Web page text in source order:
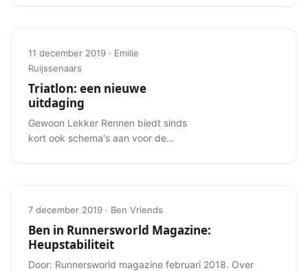
11 december 2019 · Emilie
Ruijssenaars
Triatlon: een nieuwe
uitdaging
Gewoon Lekker Rennen biedt sinds
kort ook schema's aan voor de
7 december 2019 · Ben Vriends
Ben in Runnersworld Magazine:
Heupstabiliteit
Door: Runnersworld magazine februari 2018. Over